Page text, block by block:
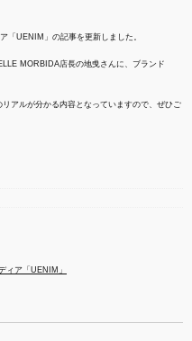
「UENIM」の記事を更新しました。
MORBIDA店長の地曵さんに、ブランド
アルが分かる内容となっていますので、ぜひご
ィア「UENIM」